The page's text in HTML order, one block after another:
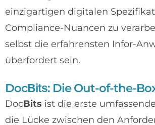
einzigartigen digitalen
Compliance-Nuancen zu
selbst die erfahrensten Infor-
überfordert sein.
DocBits: Die Out-of-the-
DocBits ist die erste
die Lücke zwischen den